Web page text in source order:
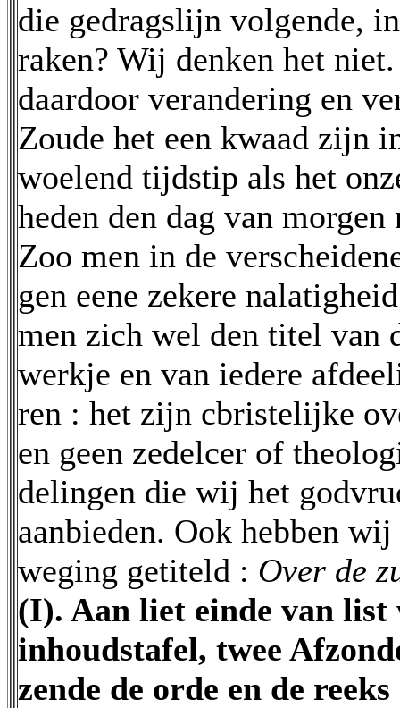
die gedragslijn volgende,
raken? Wij denken het
daardoor verandering en
Zoude het een kwaad zijn
woelend tijdstip als het
heden den dag van morgen
Zoo men in de
gen eene zekere
men zich wel den titel van
werkje en van iedere
ren : het zijn cbristelijke
en geen zedelcer of
delingen die wij het
aanbieden. Ook hebben
weging getiteld : Over de
(I). Aan liet einde van
inhoudstafel, twee
zende de orde en de